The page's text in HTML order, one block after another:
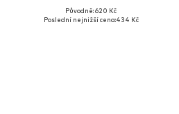
Dostupné velikosti: XS, XS-S, S, M
Původně: 620 Kč
Poslední nejnižší cena:434 Kč